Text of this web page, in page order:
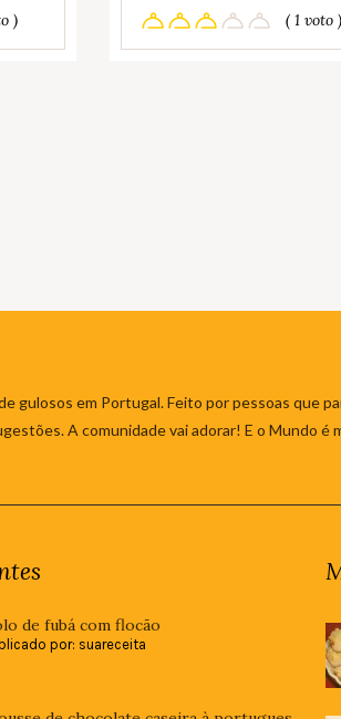
) ( 1 voto )
gulosos em Portugal. Feito por pessoas que
A comunidade vai adorar! E o Mundo é
de fubá com flocão
por: suareceita